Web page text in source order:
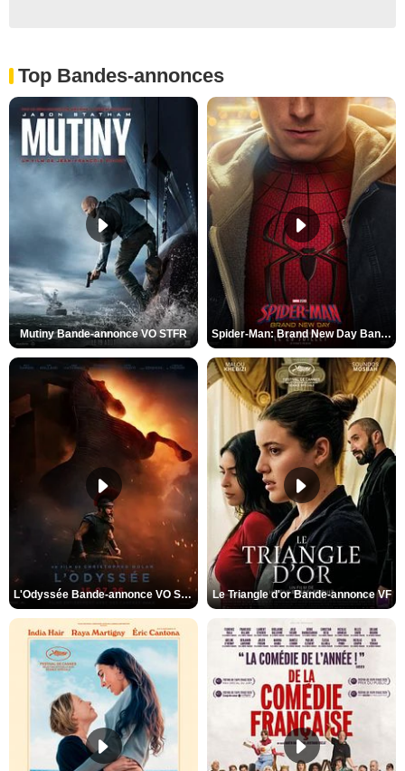
Top Bandes-annonces
Mutiny Bande-annonce VO STFR Spider-Man: Brand New Day Bande-annonce VO STFR
L'Odyssée Bande-annonce VO STFR Le Triangle d'or Bande-annonce VF